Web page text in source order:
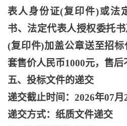
表人身份证(复印件)或法
书、法定代表人授权委托
(复印件)加盖公章送至招
套售价人民币1000元，售后
五、投标文件的递交
递交截止时间： 2026年07月
递交方式：纸质文件递交